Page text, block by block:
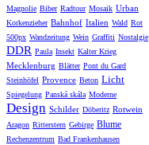
Magnolie Biber Radtour Mosaik Urban
Korkenzieher Bahnhof Italien Wald Rot
500px Wandzeitung Wein Graffiti Nostalgie
DDR Paula Insekt Kalter Krieg
Mecklenburg Blätter Pont du Gard
Steinhöfel Provence Beton Licht
Spiegelung Panská skála Moderne
Design Schilder Döberitz Rotwein
Aragon Ritterstern Gebirge Blume
Rechenzentrum Bad Frankenhausen